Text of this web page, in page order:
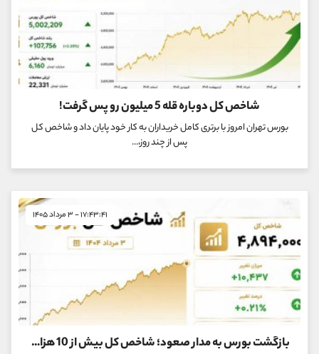
شاخص کل دوباره قله 5 میلیون رو پس گرفت!
بورس تهران امروز با برتری کامل خریداران به کار خود پایان داد و شاخص کل
پس از چند روز،...
۱۷:۴۳:۴۱ - ۳ مرداد ۱۴۰۵
بازگشت بورس به مدار صعود؛ شاخص کل بیش از 10 هزار واحد رشد کرد